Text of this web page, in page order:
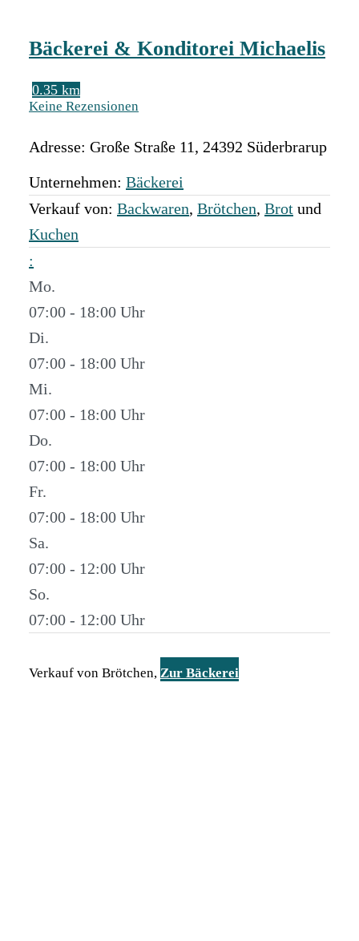
Bäckerei & Konditorei Michaelis
0.35 km
Keine Rezensionen
Adresse: Große Straße 11, 24392 Süderbrarup
Unternehmen: Bäckerei
Verkauf von: Backwaren, Brötchen, Brot und
Kuchen
:
Mo.
07:00 - 18:00
Di.
07:00 - 18:00
Mi.
07:00 - 18:00
Do.
07:00 - 18:00
Fr.
07:00 - 18:00
Sa.
07:00 - 12:00
So.
07:00 - 12:00
Verkauf von Brötchen, Zur Bäckerei